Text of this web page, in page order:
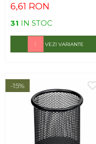
6,61 RON
31 IN STOC
VEZI VARIANTE
-15%